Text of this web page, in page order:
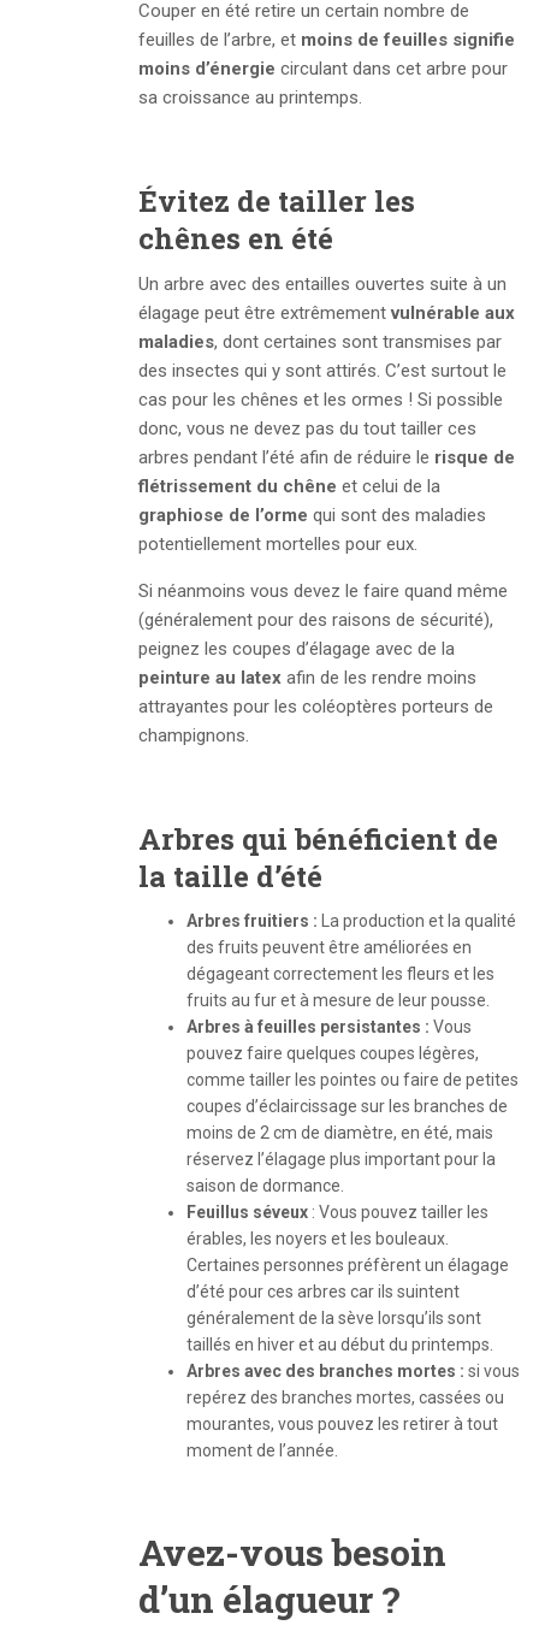
Couper en été retire un certain nombre de
feuilles de l’arbre, et moins de feuilles signifie
moins d’énergie circulant dans cet arbre pour
sa croissance au printemps.
Évitez de tailler les
chênes en été
Un arbre avec des entailles ouvertes suite à un
élagage peut être extrêmementvulnérable aux
maladies, dont certaines sont transmises par
des insectes qui y sont attirés. C’est surtout le
cas pour les chênes et les ormes ! Si possible
donc, vous ne devez pas du tout tailler ces
arbres pendant l’été afin de réduire le risque de
flétrissement du chêne et celui de la
graphiose de l’orme qui sont des maladies
potentiellement mortelles pour eux.
Si néanmoins vous devez le faire quand même
(généralement pour des raisons de sécurité),
peignez les coupes d’élagage avec de la
peinture au latex afin de les rendre moins
attrayantes pour les coléoptères porteurs de
champignons.
Arbres qui bénéficient de
la taille d’été
Arbres fruitiers : La production et la qualité
des fruits peuvent être améliorées en
dégageant correctement les fleurs et les
fruits au fur et à mesure de leur pousse.
Arbres à feuilles persistantes : Vous
pouvez faire quelques coupes légères,
comme tailler les pointes ou faire de petites
coupes d’éclaircissage sur les branches de
moins de 2 cm de diamètre, en été, mais
réservez l’élagage plus important pour la
saison de dormance.
Feuillus séveux : Vous pouvez tailler les
érables, les noyers et les bouleaux.
Certaines personnes préfèrent un élagage
d’été pour ces arbres car ils suintent
généralement de la sève lorsqu’ils sont
taillés en hiver et au début du printemps.
Arbres avec des branches mortes : si vous
repérez des branches mortes, cassées ou
mourantes, vous pouvez les retirer à tout
moment de l’année.
Avez-vous besoin
d’un élagueur ?